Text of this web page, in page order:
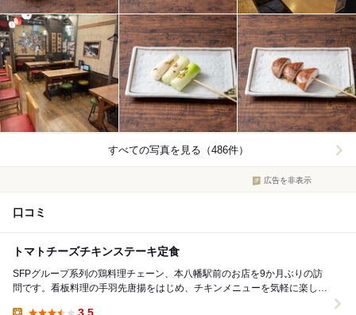
すべての写真を見る（486件）
広告を非表示
口コミ
トマトチーズチキンステーキ定食
SFPグループ系列の鶏料理チェーン、本八幡駅前のお店を9か月ぶりの訪
問です。看板料理の手羽先唐揚をはじめ、チキンメニューを気軽に楽し